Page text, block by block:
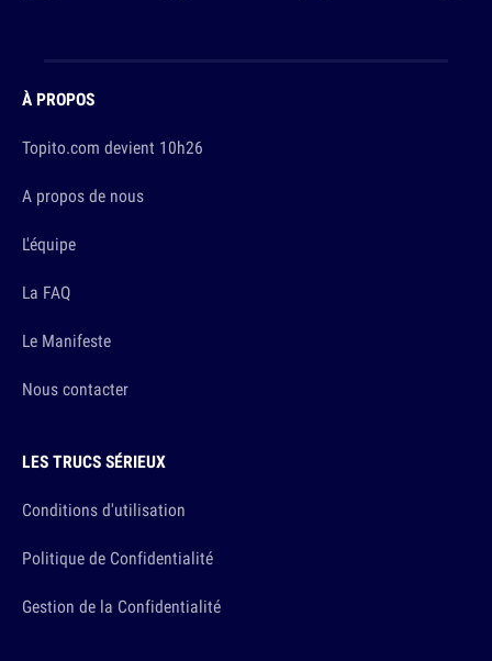
À PROPOS
Topito.com devient 10h26
A propos de nous
L'équipe
La FAQ
Le Manifeste
Nous contacter
LES TRUCS SÉRIEUX
Conditions d'utilisation
Politique de Confidentialité
Gestion de la Confidentialité